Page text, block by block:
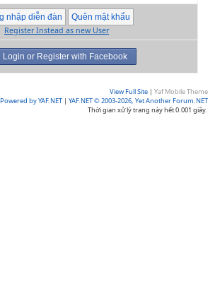
Register Instead as new User
Login or Register with Facebook
View Full Site | Yaf Mobile Theme
Powered by YAF.NET | YAF.NET © 2003-2026, Yet Another Forum.NET
Thời gian xử lý trang này hết 0.001 giây.